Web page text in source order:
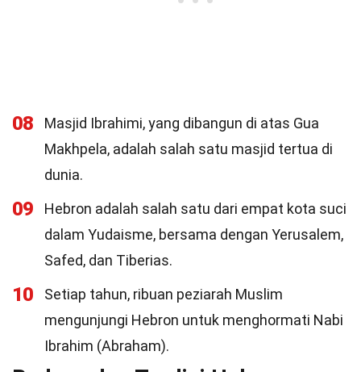
08
Masjid Ibrahimi, yang dibangun di atas Gua
Makhpela, adalah salah satu masjid tertua di
dunia.
09
Hebron adalah salah satu dari empat kota suci
dalam Yudaisme, bersama dengan Yerusalem,
Safed, dan Tiberias.
10
Setiap tahun, ribuan peziarah Muslim
mengunjungi Hebron untuk menghormati Nabi
Ibrahim (Abraham).